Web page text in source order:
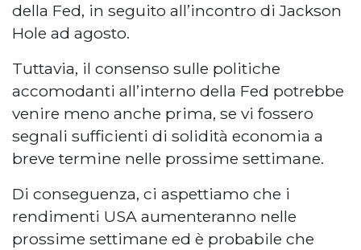
della Fed, in seguito all’incontro di Jackson
Hole ad agosto.
Tuttavia, il consenso sulle politiche
accomodanti all’interno della Fed potrebbe
venire meno anche prima, se vi fossero
segnali sufficienti di solidità economia a
breve termine nelle prossime settimane.
Di conseguenza, ci aspettiamo che i
rendimenti USA aumenteranno nelle
prossime settimane ed è probabile che